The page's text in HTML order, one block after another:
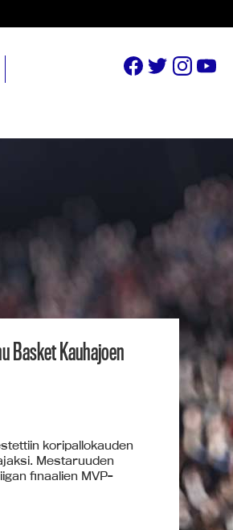
Basket Kauhajoen
koripallokauden
Mestaruuden
finaalien MVP-